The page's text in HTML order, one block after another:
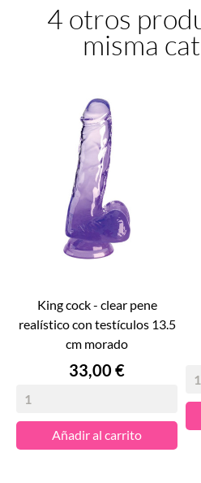
4 otros
misma
king cock - clear pene
realístico con testículos 13.5
cm morado
Precio
33,00 €
Añadir al carrito